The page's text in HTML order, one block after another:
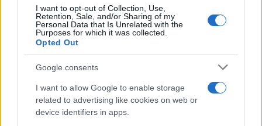
I want to opt-out of Collection, Use,
Retention, Sale, and/or Sharing of my
Personal Data that Is Unrelated with the
Purposes for which it was collected.
Opted Out
Google consents
I want to allow Google to enable storage
related to advertising like cookies on web or
device identifiers in apps.
Μήλος: «Πάρκαρε» ελικόπτερο στο
Σαρακήνικο και πήγε για μπάνιο με την
παρέα του
09.08.2026